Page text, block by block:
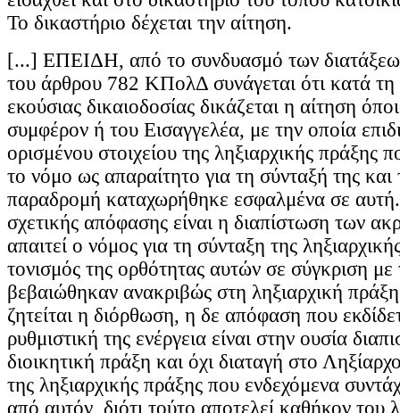
Το δικαστήριο δέχεται την αίτηση.
[...] ΕΠΕΙΔΗ, από το συνδυασμό των
του άρθρου 782 ΚΠολΔ συνάγεται ότι κατά τη
εκούσιας δικαιοδοσίας δικάζεται η αίτηση
συμφέρον ή του Εισαγγελέα, με την οποία
ορισμένου στοιχείου της ληξιαρχικής πράξης
το νόμο ως απαραίτητο για τη σύνταξή της
παραδρομή καταχωρήθηκε εσφαλμένα σε αυτή.
σχετικής απόφασης είναι η διαπίστωση των
απαιτεί ο νόμος για τη σύνταξη της
τονισμός της ορθότητας αυτών σε σύγκριση με
βεβαιώθηκαν ανακριβώς στη ληξιαρχική
ζητείται η διόρθωση, η δε απόφαση που
ρυθμιστική της ενέργεια είναι στην ουσία
διοικητική πράξη και όχι διαταγή στο
της ληξιαρχικής πράξης που ενδεχόμενα
από αυτόν, διότι τούτο αποτελεί καθήκον του